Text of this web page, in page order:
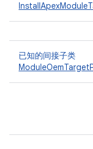
已知的间接子类